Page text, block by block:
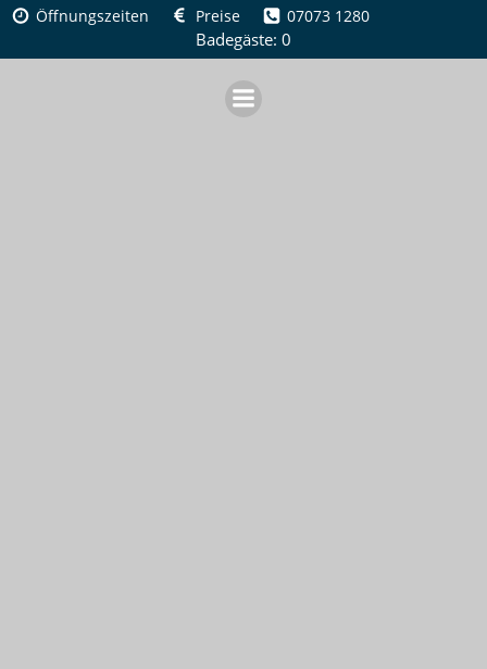
Zum
Inhalt
springen
Öffnungszeiten Preise 07073 1280
Badegäste: 0